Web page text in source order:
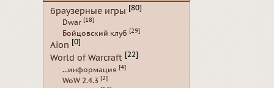
браузерные игры [80]
Dwar [18]
Бойцовский клуб [29]
Aion [0]
World of Warcraft [22]
...информация [4]
WoW 2.4.3 [2]